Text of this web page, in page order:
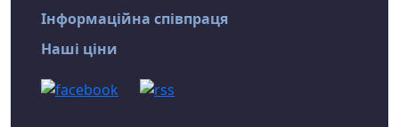
Інформаційна співпраця
Наші ціни